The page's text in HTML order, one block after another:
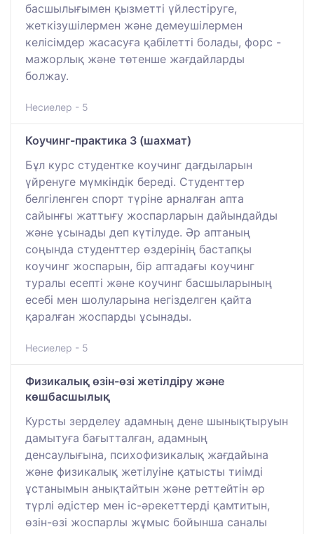
басшылығымен қызметті үйлестіруге,
жеткізушілермен және демеушілермен
келісімдер жасасуға қабілетті болады, форс -
мажорлық және төтенше жағдайларды
болжау.
Несиелер - 5
Коучинг-практика 3 (шахмат)
Бұл курс студентке коучинг дағдыларын
үйренуге мүмкіндік береді. Студенттер
белгіленген спорт түріне арналған апта
сайынғы жаттығу жоспарларын дайындайды
және ұсынады деп күтілуде. Әр аптаның
соңында студенттер өздерінің бастапқы
коучинг жоспарын, бір аптадағы коучинг
туралы есепті және коучинг басшыларының
есебі мен шолуларына негізделген қайта
қаралған жоспарды ұсынады.
Несиелер - 5
Физикалық өзін-өзі жетілдіру және
көшбасшылық
Курсты зерделеу адамның дене шынықтыруын
дамытуға бағытталған, адамның
денсаулығына, психофизикалық жағдайына
және физикалық жетілуіне қатысты тиімді
ұстанымын анықтайтын және реттейтін әр
түрлі әдістер мен іс-әрекеттерді қамтитын,
өзін-өзі жоспарлы жұмыс бойынша саналы